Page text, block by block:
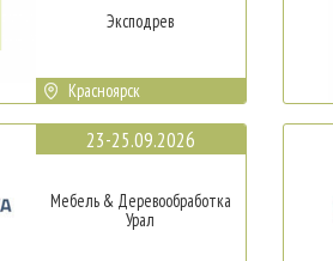
Эксподрев
Красноярск
23-25.09.2026
Мебель & Деревообработка
Урал